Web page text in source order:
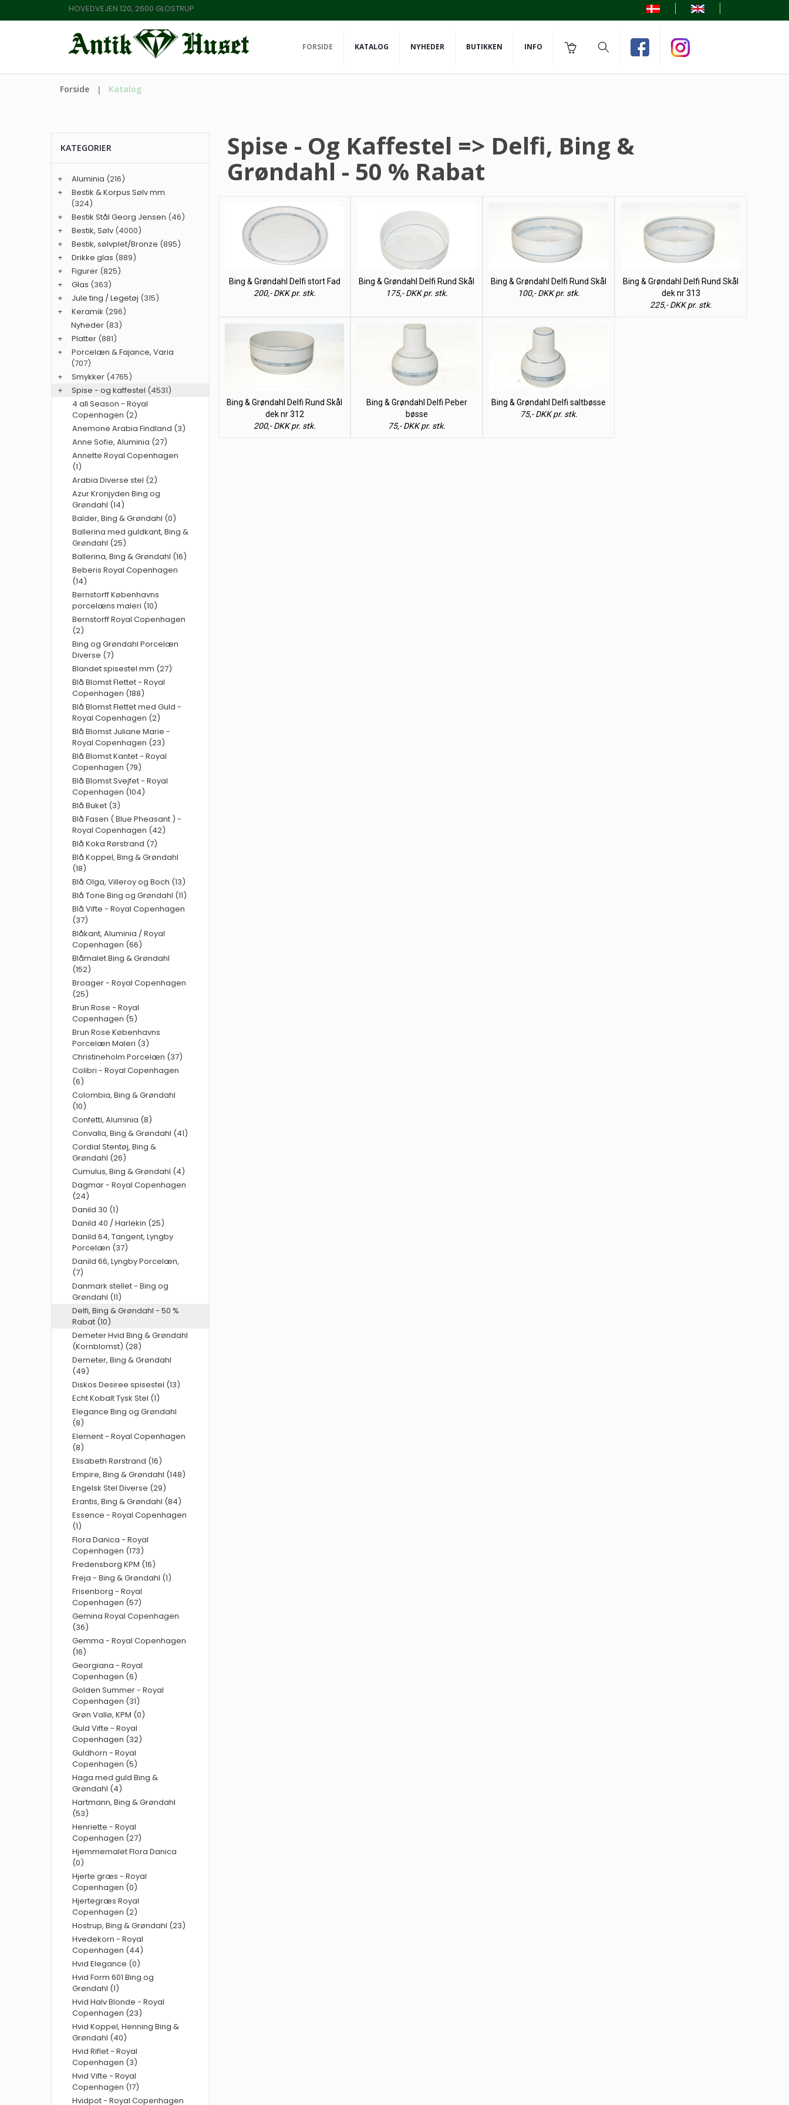
HOVEDVEJEN 120, 2600 GLOSTRUP
FORSIDE KATALOG NYHEDER BUTIKKEN INFO
Forside Katalog
Spise - Og Kaffestel => Delfi, Bing &
Grøndahl - 50 % Rabat
Bing & Grøndahl Delfi stort Fad
200,- DKK pr. stk.
Bing & Grøndahl Delfi Rund Skål
175,- DKK pr. stk.
Bing & Grøndahl Delfi Rund Skål
100,- DKK pr. stk.
Bing & Grøndahl Delfi Rund Skål
dek nr 313
225,- DKK pr. stk.
Bing & Grøndahl Delfi Rund Skål
dek nr 312
200,- DKK pr. stk.
Bing & Grøndahl Delfi Peber
bøsse
75,- DKK pr. stk.
Bing & Grøndahl Delfi saltbøsse
75,- DKK pr. stk.
KATEGORIER
+ Aluminia (216)
+
Bestik & Korpus Sølv mm.
(324)
+
Bestik Stål Georg Jensen (46)
+
Bestik, Sølv (4000)
+
Bestik, sølvplet/Bronze (895)
+
Drikke glas (889)
+
Figurer (825)
+
Glas (363)
+
Jule ting / Legetøj (315)
+
Keramik (296)
Nyheder (83)
+
Platter (881)
+
Porcelæn & Fajance, Varia
(707)
+
Smykker (4765)
+
Spise - og kaffestel (4531)
4 all Season - Royal
Copenhagen (2)
Anemone Arabia Findland (3)
Anne Sofie, Aluminia (27)
Annette Royal Copenhagen
(1)
Arabia Diverse stel (2)
Azur Kronjyden Bing og
Grøndahl (14)
Balder, Bing & Grøndahl (0)
Ballerina med guldkant, Bing &
Grøndahl (25)
Ballerina, Bing & Grøndahl (16)
Beberis Royal Copenhagen
(14)
Bernstorff Københavns
porcelæns maleri (10)
Bernstorff Royal Copenhagen
(2)
Bing og Grøndahl Porcelæn
Diverse (7)
Blandet spisestel mm (27)
Blå Blomst Flettet - Royal
Copenhagen (188)
Blå Blomst Flettet med Guld -
Royal Copenhagen (2)
Blå Blomst Juliane Marie -
Royal Copenhagen (23)
Blå Blomst Kantet - Royal
Copenhagen (79)
Blå Blomst Svejfet - Royal
Copenhagen (104)
Blå Buket (3)
Blå Fasen ( Blue Pheasant ) -
Royal Copenhagen (42)
Blå Koka Rørstrand (7)
Blå Koppel, Bing & Grøndahl
(18)
Blå Olga, Villeroy og Boch (13)
Blå Tone Bing og Grøndahl (11)
Blå Vifte - Royal Copenhagen
(37)
Blåkant, Aluminia / Royal
Copenhagen (66)
Blåmalet Bing & Grøndahl
(152)
Broager - Royal Copenhagen
(25)
Brun Rose - Royal
Copenhagen (5)
Brun Rose Københavns
Porcelæn Maleri (3)
Christineholm Porcelæn (37)
Colibri - Royal Copenhagen
(6)
Colombia, Bing & Grøndahl
(10)
Confetti, Aluminia (8)
Convalla, Bing & Grøndahl (41)
Cordial Stentøj, Bing &
Grøndahl (26)
Cumulus, Bing & Grøndahl (4)
Dagmar - Royal Copenhagen
(24)
Danild 30 (1)
Danild 40 / Harlekin (25)
Danild 64, Tangent, Lyngby
Porcelæn (37)
Danild 66, Lyngby Porcelæn,
(7)
Danmark stellet - Bing og
Grøndahl (11)
Delfi, Bing & Grøndahl - 50 %
Rabat (10)
Demeter Hvid Bing & Grøndahl
(Kornblomst) (28)
Demeter, Bing & Grøndahl
(49)
Diskos Desiree spisestel (13)
Echt Kobalt Tysk Stel (1)
Elegance Bing og Grøndahl
(8)
Element - Royal Copenhagen
(8)
Elisabeth Rørstrand (16)
Empire, Bing & Grøndahl (148)
Engelsk Stel Diverse (29)
Erantis, Bing & Grøndahl (84)
Essence - Royal Copenhagen
(1)
Flora Danica - Royal
Copenhagen (173)
Fredensborg KPM (16)
Freja - Bing & Grøndahl (1)
Frisenborg - Royal
Copenhagen (57)
Gemina Royal Copenhagen
(36)
Gemma - Royal Copenhagen
(16)
Georgiana - Royal
Copenhagen (6)
Golden Summer - Royal
Copenhagen (31)
Grøn Vallø, KPM (0)
Guld Vifte - Royal
Copenhagen (32)
Guldhorn - Royal
Copenhagen (5)
Haga med guld Bing &
Grøndahl (4)
Hartmann, Bing & Grøndahl
(53)
Henriette - Royal
Copenhagen (27)
Hjemmemalet Flora Danica
(0)
Hjerte græs - Royal
Copenhagen (0)
Hjertegræs Royal
Copenhagen (2)
Hostrup, Bing & Grøndahl (23)
Hvedekorn - Royal
Copenhagen (44)
Hvid Elegance (0)
Hvid Form 601 Bing og
Grøndahl (1)
Hvid Halv Blonde - Royal
Copenhagen (23)
Hvid Koppel, Henning Bing &
Grøndahl (40)
Hvid Riflet - Royal
Copenhagen (3)
Hvid Vifte - Royal
Copenhagen (17)
Hvidpot - Royal Copenhagen